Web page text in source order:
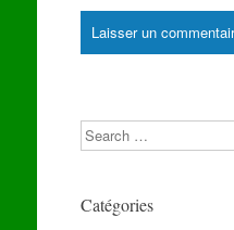
Search
Catégories